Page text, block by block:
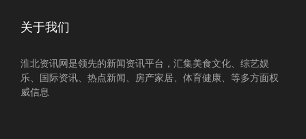
关于我们
淮北资讯网是领先的新闻资讯平台，汇集美食文化、综艺娱
乐、国际资讯、热点新闻、房产家居、体育健康、等多方面权
威信息